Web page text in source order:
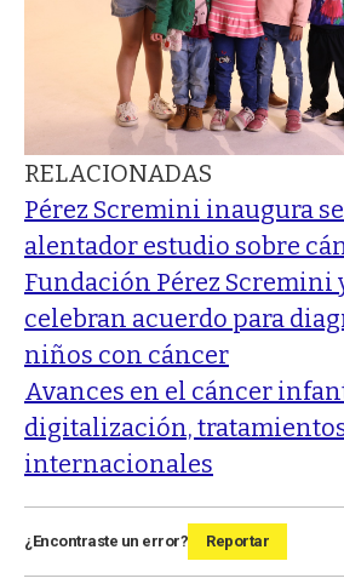
RELACIONADAS
Pérez Scremini inaugura
alentador estudio sobre
Fundación Pérez Scremini
celebran acuerdo para
niños con cáncer
Avances en el cáncer
digitalización,
internacionales
¿Encontraste un error? Reportar